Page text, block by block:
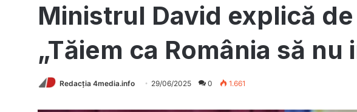
Ministrul David explică
„Tăiem ca România să nu
Redacția 4media.info 29/06/2025 0 1.661